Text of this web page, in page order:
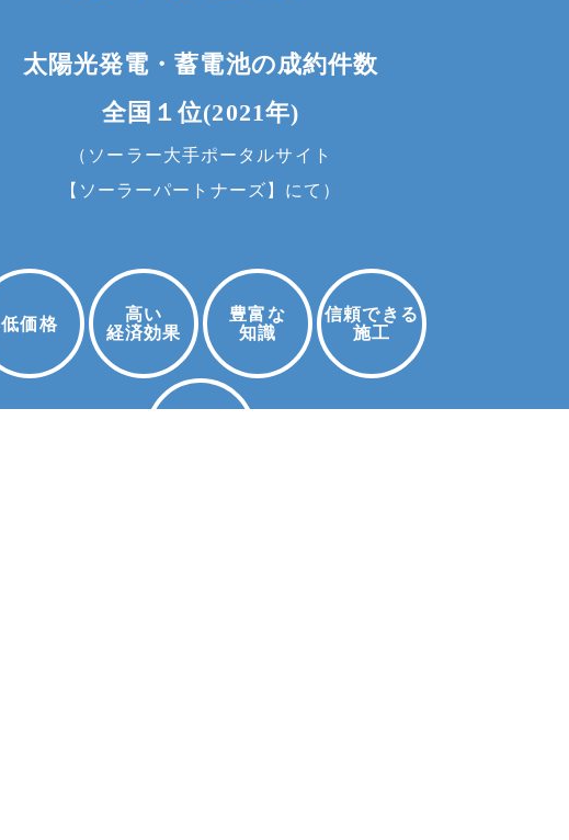
お問い合わせ
太陽光発電・蓄電池の成約件数
全国１位(2021年)
（ソーラー大手ポータルサイト
【ソーラーパートナーズ】にて）
低価格
高い
経済効果
豊富な
知識
信頼できる
施工